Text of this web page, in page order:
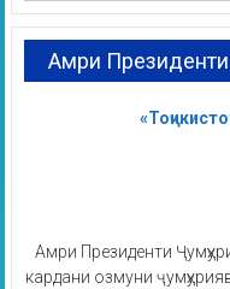
Амри Президенти
Амри Президенти
кардани озмуни